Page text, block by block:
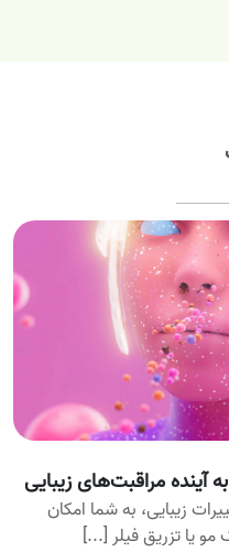
آینده مراقبت‌های زیبایی
زیبایی، به شما امکان
یا تزریق فیلر [...]